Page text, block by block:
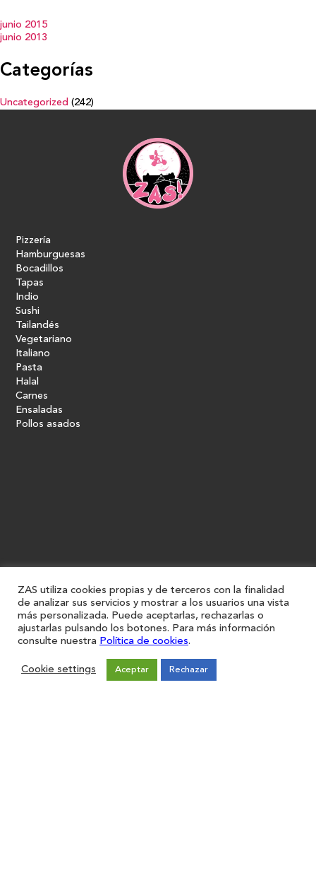
junio 2015
junio 2013
Categorías
Uncategorized (242)
Pizzería
Hamburguesas
Bocadillos
Tapas
Indio
Sushi
Tailandés
Vegetariano
Italiano
Pasta
Halal
Carnes
Ensaladas
Pollos asados
ZAS utiliza cookies propias y de terceros con la finalidad
de analizar sus servicios y mostrar a los usuarios una vista
más personalizada. Puede aceptarlas, rechazarlas o
ajustarlas pulsando los botones. Para más información
consulte nuestra Política de cookies.
Cookie settings Aceptar Rechazar